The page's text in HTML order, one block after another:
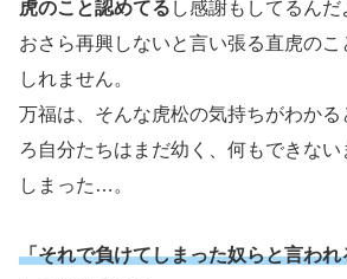
虎のこと認めてる し感謝もしてるん
おさら再興しないと言い張る直虎の
しれません。
万福は、そんな虎松の気持ちがわかる
ろ自分たちはまだ幼く、何もできな
しまった…。
「それで負けてしまった奴らと言わ